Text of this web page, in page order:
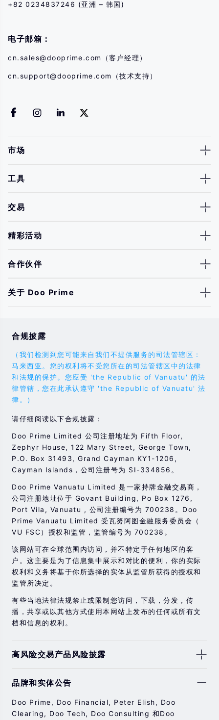
+82 0234837246 (亚洲 – 韩国)
电子邮箱：
cn.sales@dooprime.com （客户经理）
cn.support@dooprime.com （技术支持）
市场
工具
交易
精彩活动
合作伙伴
关于 Doo Prime
合规披露
（我们检测到您可能来自我们不提供服务的司法管辖区：
马来西亚。您的权利将不受您所在的司法管辖区中的法律
和法规的保护。您应受 'the Republic of Vanuatu' 的法
律管辖，您在此承认遵守 'the Republic of Vanuatu' 法
律。）
请仔细阅读以下合规披露：
Doo Prime Limited 公司注册地址为 Fifth Floor,
Zephyr House, 122 Mary Street, George Town,
P.O. Box 31493, Grand Cayman KY1-1206,
Cayman Islands，公司注册号为 SI-334856。
Doo Prime Vanuatu Limited 是一家持牌金融交易商，
公司注册地址位于 Govant Building, Po Box 1276,
Port Vila, Vanuatu , 公司注册编号为 700238。Doo
Prime Vanuatu Limited 受瓦努阿图金融服务委员会（
VU FSC）授权和监管，监管编号为 700238。
该网站可在全球范围内访问，并不特定于任何地区的客
户。这主要是为了信息集中展示和对比的便利，你的实际
权利和义务将基于你所选择的实体从监管所获得的授权和
监管所决定。
有些当地法律法规禁止或限制您访问，下载，分发，传
播，共享或以其他方式使用本网站上发布的任何或所有文
档和信息的权利。
高风险交易产品风险披露
券，期货，差价合约和其他金融产品交易涉及高风险，可
过去的投资表现并不代表其未来的表现。
品牌和实体公告
Doo Prime, Doo Financial, Peter Elish, Doo
Clearing, Doo Tech, Doo Consulting 和Doo